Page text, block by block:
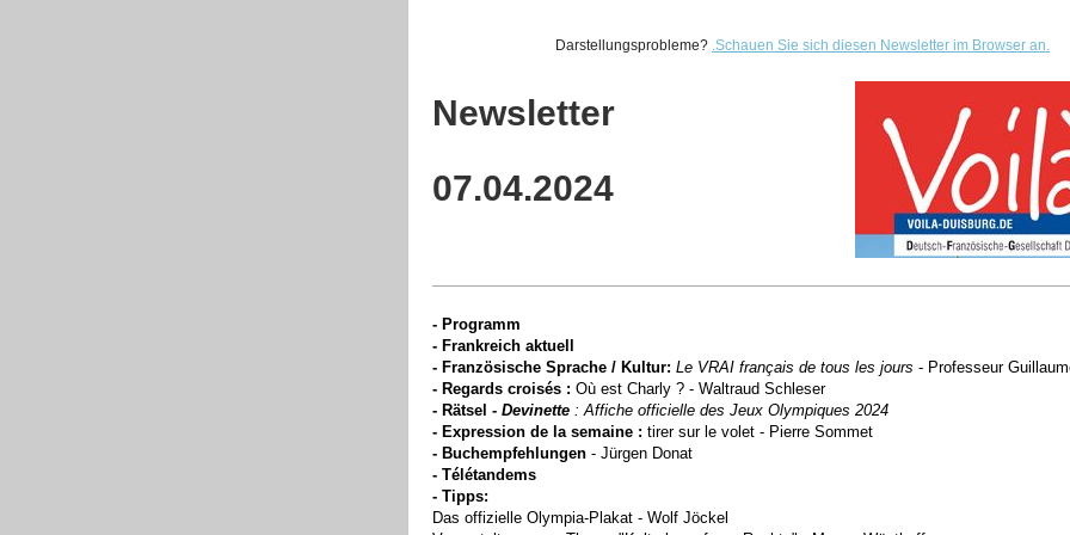
Darstellungsprobleme? .Schauen Sie sich diesen Newsletter im Browser an.
Newsletter
07.04.2024
- Programm
- Frankreich aktuell
- Französische Sprache / Kultur: Le VRAI français de tous les jours - Professeur
- Regards croisés : Où est Charly ? - Waltraud Schleser
- Rätsel - Devinette : Affiche officielle des Jeux Olympiques 2024
- Expression de la semaine : tirer sur le volet - Pierre Sommet
- Buchempfehlungen - Jürgen Donat
- Télétandems
- Tipps:
Das offizielle Olympia-Plakat - Wolf Jöckel